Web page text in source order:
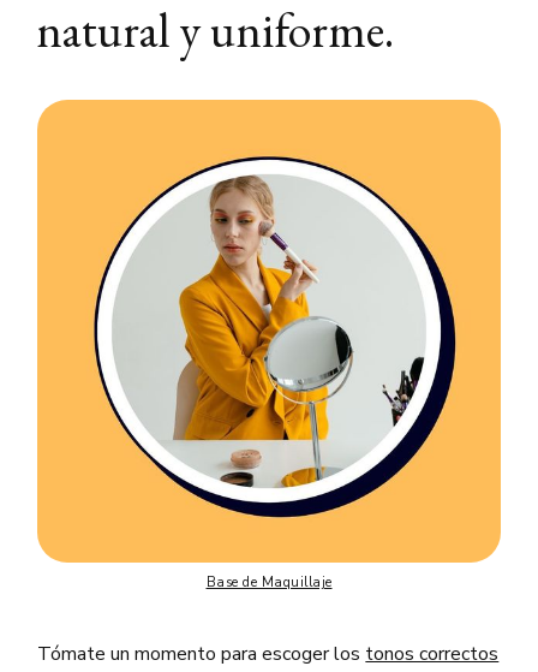
natural y uniforme.
Base de Maquillaje
Tómate un momento para escoger los tonos correctos